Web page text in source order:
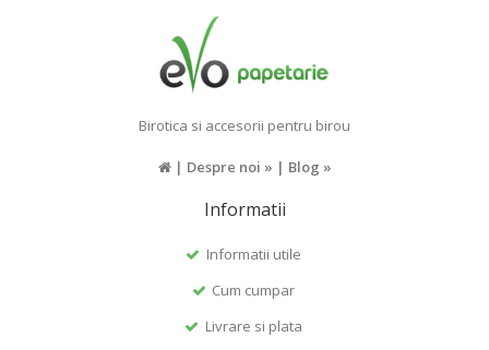
Birotica si accesorii pentru birou
| Despre noi » | Blog »
Informatii
Informatii utile
Cum cumpar
Livrare si plata